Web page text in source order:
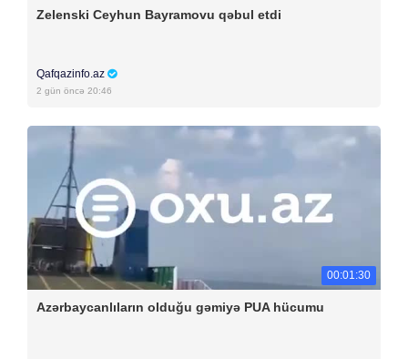
Zelenski Ceyhun Bayramovu qəbul etdi
Qafqazinfo.az
2 gün öncə 20:46
00:01:30
Azərbaycanlıların olduğu gəmiyə PUA hücumu